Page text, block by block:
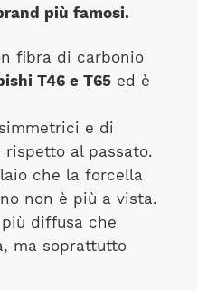
più famosi.
fibra di carbonio
T46 e T65ed è
e di
rispetto al passato.
che la forcella
non è più a vista.
diffusa che
ma soprattutto